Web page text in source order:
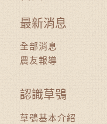
最新消息
全部消息
農友報導
認識草鴞
草鴞基本介紹